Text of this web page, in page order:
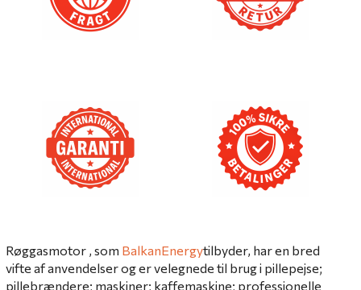
Røggasmotor , som BalkanEnergytilbyder, har en bred
vifte af anvendelser og er velegnede til brug i pillepejse;
pillebrændere; maskiner; kaffemaskine; professionelle